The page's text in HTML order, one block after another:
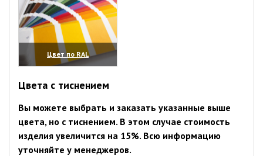
Цвет по RAL
(увеличить)
Цвета с тиснением
Вы можете выбрать и заказать указанные выше
цвета, но с тиснением. В этом случае стоимость
изделия увеличится на 15%. Всю информацию
уточняйте у менеджеров.